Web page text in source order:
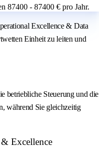
87400 - 87400 € pro Jahr.
Excellence & Data
Einheit zu leiten und
betriebliche Steuerung und die
während Sie gleichzeitig
Excellence